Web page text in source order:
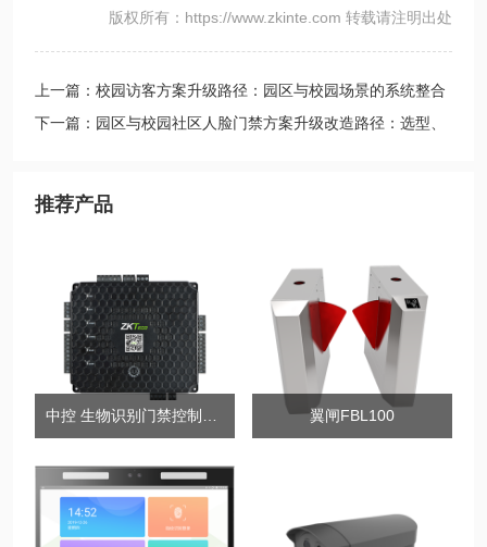
版权所有：https://www.zkinte.com 转载请注明出处
上一篇：校园访客方案升级路径：园区与校园场景的系统整合
下一篇：园区与校园社区人脸门禁方案升级改造路径：选型、
推荐产品
翼闸FBL100